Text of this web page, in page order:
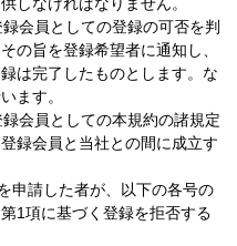
会員としての登録の可否を判
の旨を登録希望者に通知し、
は完了したものとします。な
ます。
会員としての本規約の諸規定
録会員と当社との間に成立す
申請した者が、以下の各号の
1項に基づく登録を拒否する